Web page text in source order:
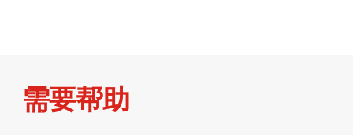
需要帮助